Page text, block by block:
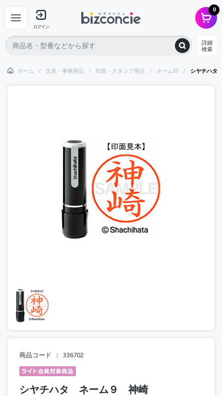
ログイン
0
詳細
検索
ホーム 文具・事務用品 印章・スタンプ用品 ネーム印 シヤチハ
商品コード 336702
シヤチハタ ネーム９ 神崎